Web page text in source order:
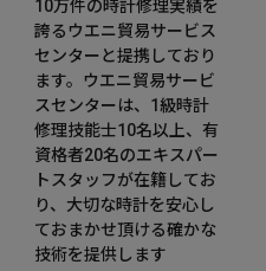
10万件の時計修理実績を
誇るウエニ貿易サービス
センターと提携しており
ます。ウエニ貿易サービ
スセンターは、1級時計
修理技能士10名以上、有
資格者20名のエキスパー
トスタッフが在籍してお
り、大切な時計を安心し
ておまかせ頂ける確かな
技術を提供します